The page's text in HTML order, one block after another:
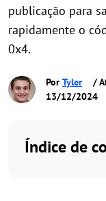
publicação para
rapidamente o
0x4.
Por Tyler
/
13/12/2024
Índice de